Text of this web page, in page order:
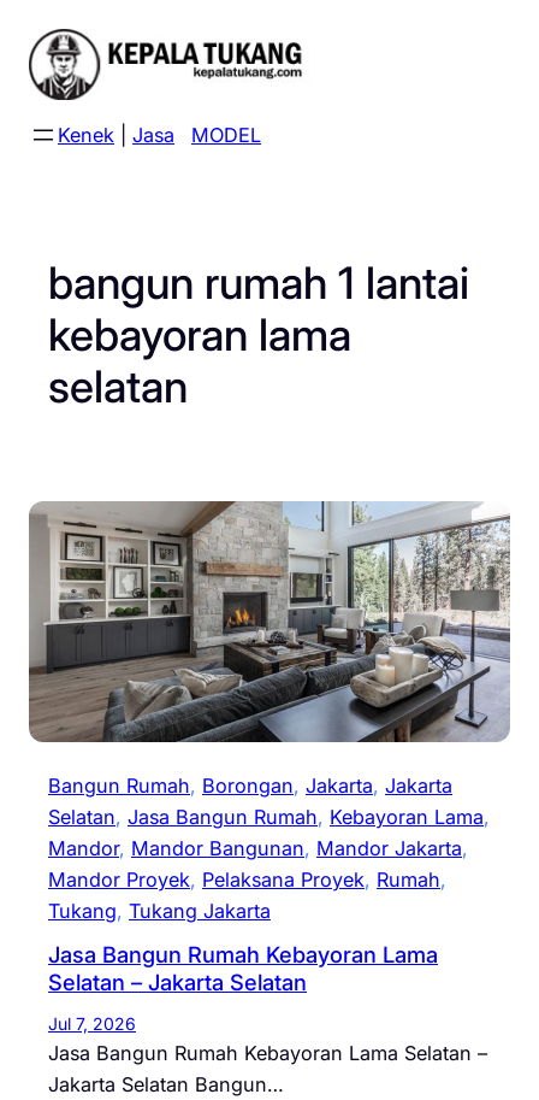
content
Kenek Jasa MODEL
bangun rumah 1 lantai
kebayoran lama
selatan
Bangun Rumah, Borongan, Jakarta, Jakarta
Selatan, Jasa Bangun Rumah, Kebayoran Lama
Mandor, Mandor Bangunan, Mandor Jakarta
Mandor Proyek, Pelaksana Proyek, Rumah
Tukang, Tukang Jakarta
Jasa Bangun Rumah Kebayoran Lama
Selatan – Jakarta Selatan
Jul 7, 2026
Jasa Bangun Rumah Kebayoran Lama Selatan –
Jakarta Selatan Bangun…